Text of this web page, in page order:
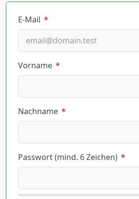
E-Mail *
Vorname *
Nachname *
Passwort (mind. 6 Zeichen) *